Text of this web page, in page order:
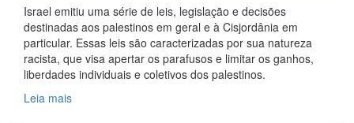
Israel emitiu uma série de leis, legislação e decisões
destinadas aos palestinos em geral e à Cisjordânia em
particular. Essas leis são caracterizadas por sua natureza
racista, que visa apertar os parafusos e limitar os ganhos,
liberdades individuais e coletivos dos palestinos.
Leia mais